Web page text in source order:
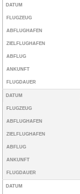
DATUM
FLUGZEUG
ABFLUGHAFEN
ZIELFLUGHAFEN
ABFLUG
ANKUNFT
FLUGDAUER
DATUM
FLUGZEUG
ABFLUGHAFEN
ZIELFLUGHAFEN
ABFLUG
ANKUNFT
FLUGDAUER
DATUM